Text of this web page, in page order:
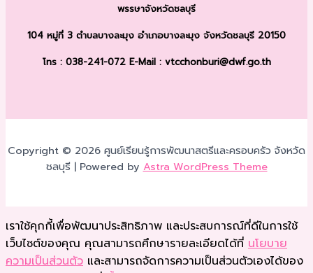
พรรษาจังหวัดชลบุรี
104 หมู่ที่ 3 ตำบลบางละมุง อำเภอบางละมุง จังหวัดชลบุรี 20150
โทร : 038-241-072 E-Mail : vtcchonburi@dwf.go.th
Copyright © 2026 ศูนย์เรียนรู้การพัฒนาสตรีและครอบครัว จังหวัด
ชลบุรี | Powered byAstra WordPress Theme
เราใช้คุกกี้เพื่อพัฒนาประสิทธิภาพ และประสบการณ์ที่ดีในการใช้
เว็บไซต์ของคุณ คุณสามารถศึกษารายละเอียดได้ที่ นโยบาย
ความเป็นส่วนตัว และสามารถจัดการความเป็นส่วนตัวเองได้ของ